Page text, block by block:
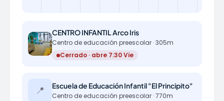
CENTRO INFANTIL Arco Iris
Centro de educación preescolar · 305m
Cerrado · abre 7:30 Vie
📍 Escuela de Educación Infantil "El Principito"
Centro de educación preescolar · 770m